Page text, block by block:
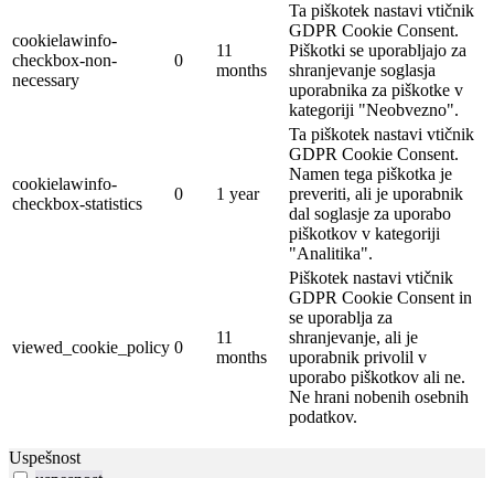
cookielawinfo-
checkbox-non-
necessary
0
11
months
Ta piškotek nastavi vtičnik
GDPR Cookie Consent.
Piškotki se uporabljajo za
shranjevanje soglasja
uporabnika za piškotke v
kategoriji "Neobvezno".
cookielawinfo-
checkbox-statistics
0 1 year
Ta piškotek nastavi vtičnik
GDPR Cookie Consent.
Namen tega piškotka je
preveriti, ali je uporabnik
dal soglasje za uporabo
piškotkov v kategoriji
"Analitika".
viewed_cookie_policy 0
11
months
Piškotek nastavi vtičnik
GDPR Cookie Consent in
se uporablja za
shranjevanje, ali je
uporabnik privolil v
uporabo piškotkov ali ne.
Ne hrani nobenih osebnih
podatkov.
Uspešnost